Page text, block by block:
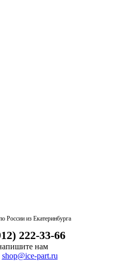
России из Екатеринбурга
222-33-66
нам
shop@ice-part.ru